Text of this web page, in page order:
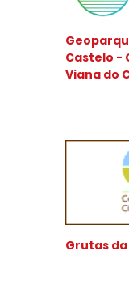
Castelo -
Viana do
Grutas